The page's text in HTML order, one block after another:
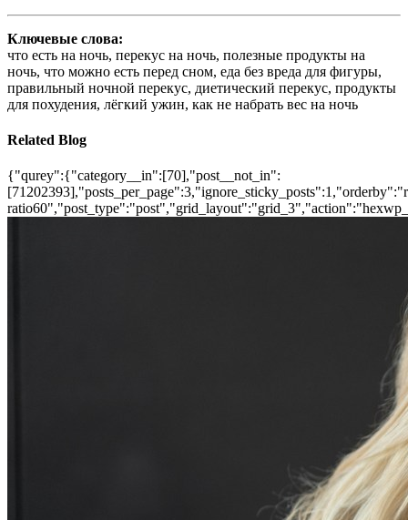
Ключевые слова:
что есть на ночь, перекус на ночь, полезные продукты на
ночь, что можно есть перед сном, еда без вреда для фигуры,
правильный ночной перекус, диетический перекус, продукты
для похудения, лёгкий ужин, как не набрать вес на ночь
Related Blog
{"qurey":{"category__in":[70],"post__not_in":